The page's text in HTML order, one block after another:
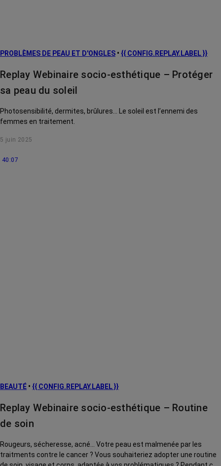
Traitements
La vie autour
PROBLÈMES DE PEAU ET D'ONGLES • {{ CONFIG.REPLAY.LABEL }}
Replay Webinaire socio-esthétique – Protéger
sa peau du soleil
Photosensibilité, dermites, brûlures... Le soleil est l’ennemi des
femmes en traitement.
5 juin 2025
40:07
BEAUTÉ • {{ CONFIG.REPLAY.LABEL }}
Replay Webinaire socio-esthétique – Routine
de soin
Rougeurs, sécheresse, acné... Votre peau est malmenée par les
traitments contre le cancer ? Vous souhaiteriez adopter une routine